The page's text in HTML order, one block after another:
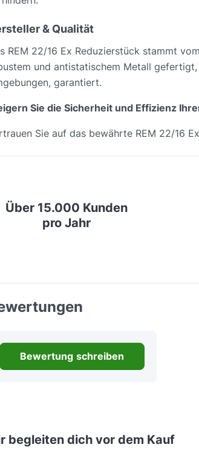
& Qualität
REM 22/16 Ex Reduzierstück stammt
und antistatischem Metall
garantiert.
Sie die Sicherheit und Effizienz
Sie auf das bewährte REM 22/16
Über 15.000 Kunden
pro Jahr
Bewertung schreiben
begleiten dich vor dem Kauf